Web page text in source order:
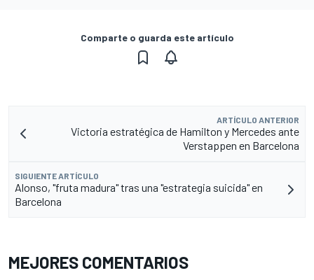
Comparte o guarda este artículo
ARTÍCULO ANTERIOR
Victoria estratégica de Hamilton y Mercedes ante
Verstappen en Barcelona
SIGUIENTE ARTÍCULO
Alonso, "fruta madura" tras una "estrategia suicida" en
Barcelona
MEJORES COMENTARIOS